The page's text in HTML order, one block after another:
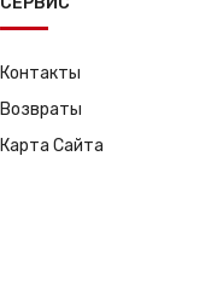
Контакты
Возвраты
Карта Сайта